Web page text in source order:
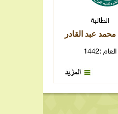
الطالبة
محمد عبد القادر
فرحان
العام :1442